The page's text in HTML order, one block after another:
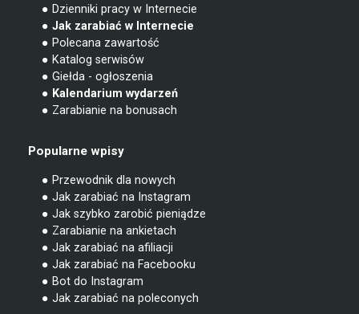
● Dzienniki pracy w Internecie
● Jak zarabiać w Internecie
● Polecana zawartość
● Katalog serwisów
● Giełda - ogłoszenia
● Kalendarium wydarzeń
● Zarabianie na bonusach
Popularne wpisy
● Przewodnik dla nowych
● Jak zarabiać na Instagram
● Jak szybko zarobić pieniądze
● Zarabianie na ankietach
● Jak zarabiać na afiliacji
● Jak zarabiać na Facebooku
● Bot do Instagram
● Jak zarabiać na poleconych